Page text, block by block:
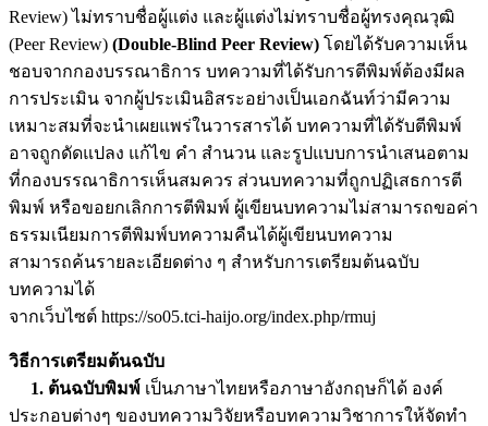
Review) ไม่ทราบชื่อผู้แต่ง และผู้แต่งไม่ทราบชื่อผู้ทรงคุณวุฒิ
(Peer Review) (Double-Blind Peer Review) โดยได้รับความเห็น
ชอบจากกองบรรณาธิการ บทความที่ได้รับการตีพิมพ์ต้องมีผล
การประเมิน จากผู้ประเมินอิสระอย่างเป็นเอกฉันท์ว่ามีความ
เหมาะสมที่จะนำเผยแพร่ในวารสารได้ บทความที่ได้รับตีพิมพ์
อาจถูกดัดแปลง แก้ไข คำ สำนวน และรูปแบบการนำเสนอตาม
ที่กองบรรณาธิการเห็นสมควร ส่วนบทความที่ถูกปฏิเสธการตี
พิมพ์ หรือขอยกเลิกการตีพิมพ์ ผู้เขียนบทความไม่สามารถขอค่า
ธรรมเนียมการตีพิมพ์บทความคืนได้ผู้เขียนบทความ
สามารถค้นรายละเอียดต่าง ๆ สำหรับการเตรียมต้นฉบับ
บทความได้
จากเว็บไซต์ https://so05.tci-haijo.org/index.php/rmuj
วิธีการเตรียมต้นฉบับ
1. ต้นฉบับพิมพ์ เป็นภาษาไทยหรือภาษาอังกฤษก็ได้ องค์
ประกอบต่างๆ ของบทความวิจัยหรือบทความวิชาการให้จัดทำ